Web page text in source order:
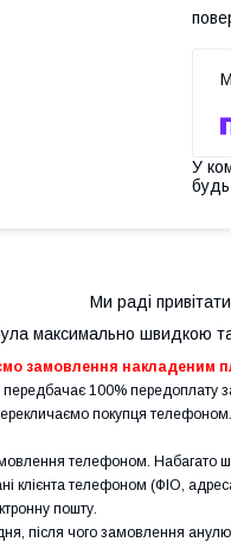
У
Ми раді
максимально швидкою
замовлення накладеним
передбачає 100% передоплату
покупця
телефоном. Набагато
клієнта телефоном (ФІО,
пошту.
після чого замовлення